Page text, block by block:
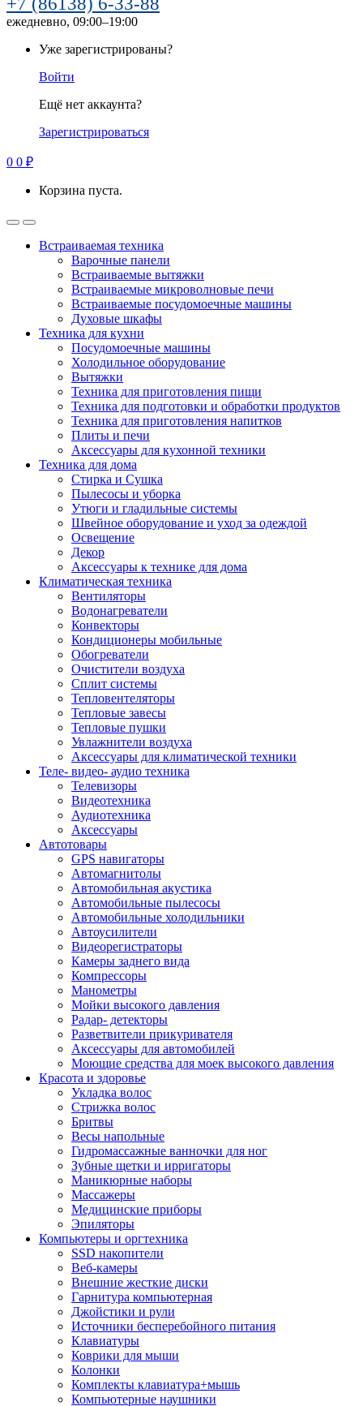
ежедневно, 09:00–19:00
Уже зарегистрированы?
Войти
Ещё нет аккаунта?
Зарегистрироваться
0 0 ₽
Корзина пуста.
Встраиваемая техника
Варочные панели
Встраиваемые вытяжки
Встраиваемые микроволновые печи
Встраиваемые посудомоечные машины
Духовые шкафы
Техника для кухни
Посудомоечные машины
Холодильное оборудование
Вытяжки
Техника для приготовления пищи
Техника для подготовки и обработки продуктов
Техника для приготовления напитков
Плиты и печи
Аксессуары для кухонной техники
Техника для дома
Стирка и Сушка
Пылесосы и уборка
Утюги и гладильные системы
Швейное оборудование и уход за одеждой
Освещение
Декор
Аксессуары к технике для дома
Климатическая техника
Вентиляторы
Водонагреватели
Конвекторы
Кондиционеры мобильные
Обогреватели
Очистители воздуха
Сплит системы
Тепловентеляторы
Тепловые завесы
Тепловые пушки
Увлажнители воздуха
Аксессуары для климатической техники
Теле- видео- аудио техника
Телевизоры
Видеотехника
Аудиотехника
Аксессуары
Автотовары
GPS навигаторы
Автомагнитолы
Автомобильная акустика
Автомобильные пылесосы
Автомобильные холодильники
Автоусилители
Видеорегистраторы
Камеры заднего вида
Компрессоры
Манометры
Мойки высокого давления
Радар- детекторы
Разветвители прикуривателя
Аксессуары для автомобилей
Моющие средства для моек высокого давления
Красота и здоровье
Укладка волос
Стрижка волос
Бритвы
Весы напольные
Гидромассажные ванночки для ног
Зубные щетки и ирригаторы
Маникюрные наборы
Массажеры
Медицинские приборы
Эпиляторы
Компьютеры и оргтехника
SSD накопители
Веб-камеры
Внешние жесткие диски
Гарнитура компьютерная
Джойстики и рули
Источники бесперебойного питания
Клавиатуры
Коврики для мыши
Колонки
Комплекты клавиатура+мышь
Компьютерные наушники